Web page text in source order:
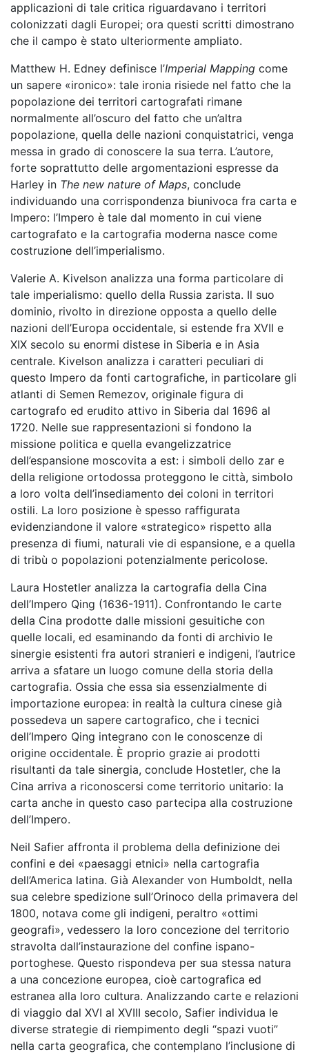
applicazioni di tale critica riguardavano i territori
colonizzati dagli Europei; ora questi scritti dimostrano
che il campo è stato ulteriormente ampliato.
Matthew H. Edney definisce l’Imperial Mapping come
un sapere «ironico»: tale ironia risiede nel fatto che la
popolazione dei territori cartografati rimane
normalmente all’oscuro del fatto che un’altra
popolazione, quella delle nazioni conquistatrici, venga
messa in grado di conoscere la sua terra. L’autore,
forte soprattutto delle argomentazioni espresse da
Harley in The new nature of Maps, conclude
individuando una corrispondenza biunivoca fra carta e
Impero: l’Impero è tale dal momento in cui viene
cartografato e la cartografia moderna nasce come
costruzione dell’imperialismo.
Valerie A. Kivelson analizza una forma particolare di
tale imperialismo: quello della Russia zarista. Il suo
dominio, rivolto in direzione opposta a quello delle
nazioni dell’Europa occidentale, si estende fra XVII e
XIX secolo su enormi distese in Siberia e in Asia
centrale. Kivelson analizza i caratteri peculiari di
questo Impero da fonti cartografiche, in particolare gli
atlanti di Semen Remezov, originale figura di
cartografo ed erudito attivo in Siberia dal 1696 al
1720. Nelle sue rappresentazioni si fondono la
missione politica e quella evangelizzatrice
dell’espansione moscovita a est: i simboli dello zar e
della religione ortodossa proteggono le città, simbolo
a loro volta dell’insediamento dei coloni in territori
ostili. La loro posizione è spesso raffigurata
evidenziandone il valore «strategico» rispetto alla
presenza di fiumi, naturali vie di espansione, e a quella
di tribù o popolazioni potenzialmente pericolose.
Laura Hostetler analizza la cartografia della Cina
dell’Impero Qing (1636-1911). Confrontando le carte
della Cina prodotte dalle missioni gesuitiche con
quelle locali, ed esaminando da fonti di archivio le
sinergie esistenti fra autori stranieri e indigeni, l’autrice
arriva a sfatare un luogo comune della storia della
cartografia. Ossia che essa sia essenzialmente di
importazione europea: in realtà la cultura cinese già
possedeva un sapere cartografico, che i tecnici
dell’Impero Qing integrano con le conoscenze di
origine occidentale. È proprio grazie ai prodotti
risultanti da tale sinergia, conclude Hostetler, che la
Cina arriva a riconoscersi come territorio unitario: la
carta anche in questo caso partecipa alla costruzione
dell’Impero.
Neil Safier affronta il problema della definizione dei
confini e dei «paesaggi etnici» nella cartografia
dell’America latina. Già Alexander von Humboldt, nella
sua celebre spedizione sull’Orinoco della primavera del
1800, notava come gli indigeni, peraltro «ottimi
geografi», vedessero la loro concezione del territorio
stravolta dall’instaurazione del confine ispano-
portoghese. Questo rispondeva per sua stessa natura
a una concezione europea, cioè cartografica ed
estranea alla loro cultura. Analizzando carte e relazioni
di viaggio dal XVI al XVIII secolo, Safier individua le
diverse strategie di riempimento degli “spazi vuoti”
nella carta geografica, che contemplano l’inclusione di